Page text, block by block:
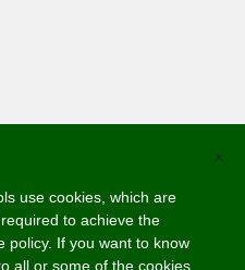
×
use cookies, which are
to achieve the
policy. If you want to know
all or some of the cookies,